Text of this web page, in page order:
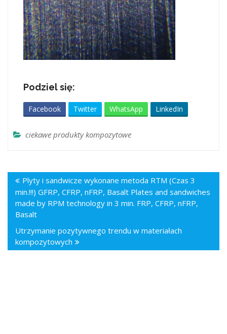
Podziel się:
Facebook Twitter WhatsApp LinkedIn
ciekawe produkty kompozytowe
Plyty i sandwicze wykonane metoda RTM (Czas 3
min.!!!) GFRP, CFRP, nFRP, Basalt Plates and sandwiches
made by RPM technology in 3 min. FRP, CFRP, nFRP,
Basalt
Utrzymanie pozytywnego trendu w materiałach
kompozytowych